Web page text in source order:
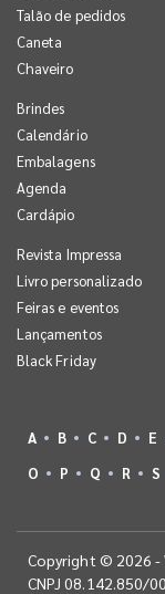
Talão de pedidos
Caneta
Chaveiro
Brindes
Calendário
Embalagens
Agenda
Cardápio
Revista Impressa
Livro personalizado
Feiras e eventos
Lançamentos
Black Friday
A B C D E
O
P Q R S
Copyright © 2026 -
CNPJ 08.142.850/